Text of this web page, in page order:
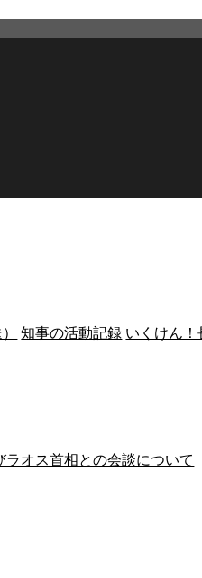
知事の活動記録 いくけん！
オス首相との会談について